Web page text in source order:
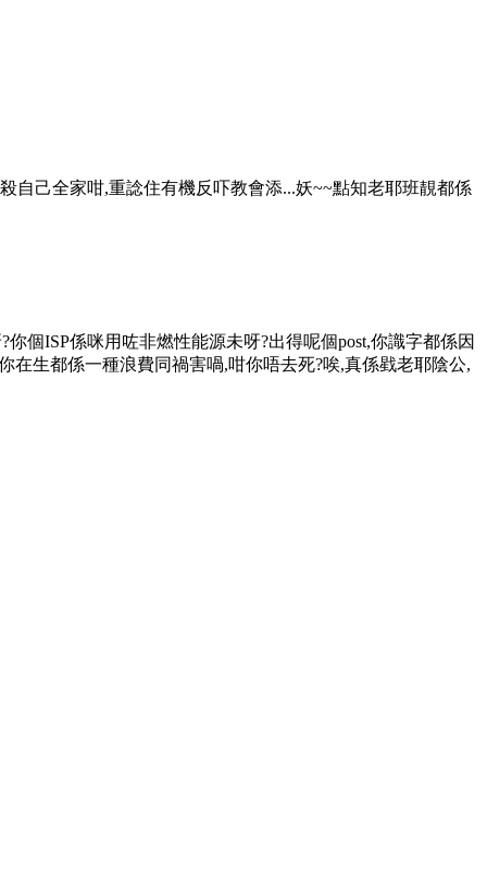
自己全家咁,重諗住有機反吓教會添...妖~~點知老耶班靚都係
個ISP係咪用咗非燃性能源未呀?出得呢個post,你識字都係因
在生都係一種浪費同禍害喎,咁你唔去死?唉,真係戥老耶陰公,